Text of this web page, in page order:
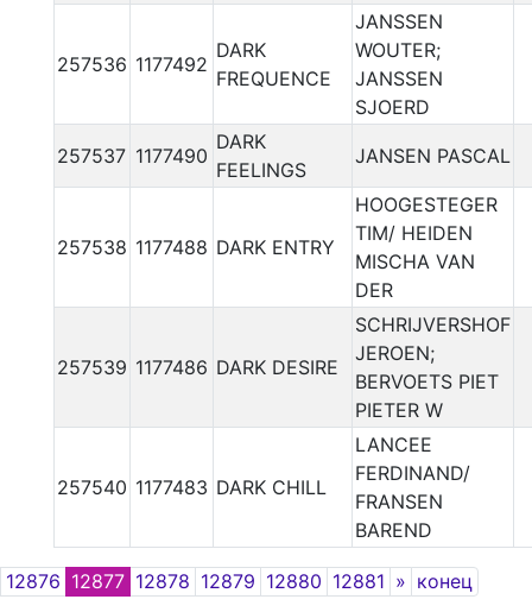
257536 1177492
DARK
FREQUENCE
JANSSEN
WOUTER;
JANSSEN
SJOERD
257537 1177490
DARK
FEELINGS
JANSEN PASCAL
257538 1177488 DARK ENTRY
HOOGESTEGER
TIM/ HEIDEN
MISCHA VAN
DER
257539 1177486 DARK DESIRE
SCHRIJVERSHOF
JEROEN;
BERVOETS PIET
PIETER W
257540 1177483 DARK CHILL
LANCEE
FERDINAND/
FRANSEN
BAREND
12876 12877 12878 12879 12880 12881 » Next
конец